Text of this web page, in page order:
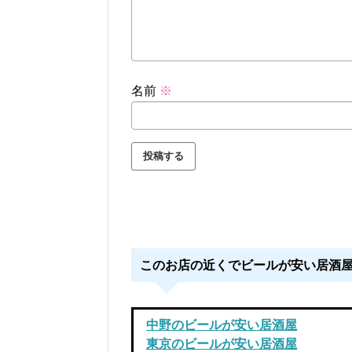
名前 ※
このお店の近くでビールが安い居酒
中野のビールが安い居酒屋
東京のビールが安い居酒屋